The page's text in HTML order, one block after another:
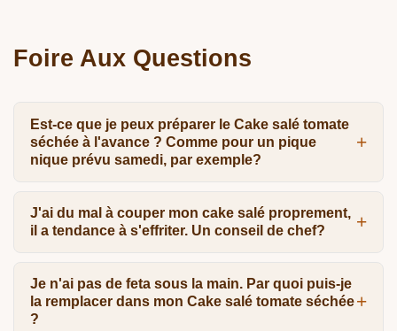
Foire Aux Questions
Est-ce que je peux préparer le Cake salé tomate
séchée à l'avance ? Comme pour un pique
nique prévu samedi, par exemple?
J'ai du mal à couper mon cake salé proprement,
il a tendance à s'effriter. Un conseil de chef?
Je n'ai pas de feta sous la main. Par quoi puis-je
la remplacer dans mon Cake salé tomate séchée
?